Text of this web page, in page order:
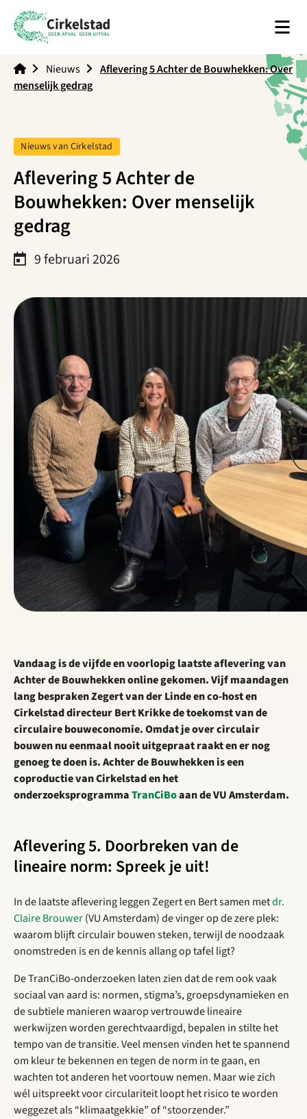
Menu
Nieuws
Aflevering 5 Achter de Bouwhekken: Over
menselijk gedrag
Aflevering 5 Achter de
Bouwhekken: Over menselijk
gedrag
Tag:
Nieuws van Cirkelstad
9 februari 2026
Vandaag is de vijfde en voorlopig laatste aflevering van
Achter de Bouwhekken online gekomen. Vijf maandagen
lang bespraken Zegert van der Linde en co-host en
Cirkelstad directeur Bert Krikke de toekomst van de
circulaire bouweconomie. Omdat je over circulair
bouwen nu eenmaal nooit uitgepraat raakt en er nog
genoeg te doen is. Achter de Bouwhekken is een
coproductie van Cirkelstad en het
onderzoeksprogrammaTranCiBoaan de VU Amsterdam.
Aflevering 5. Doorbreken van de
lineaire norm: Spreek je uit!
In de laatste aflevering leggen Zegert en Bert samen metdr.
Claire Brouwer(VU Amsterdam) de vinger op de zere plek:
waarom blijft circulair bouwen steken, terwijl de noodzaak
onomstreden is en de kennis allang op tafel ligt?
De TranCiBo-onderzoeken laten zien dat de rem ook vaak
sociaal van aard is: normen, stigma’s, groepsdynamieken en
de subtiele manieren waarop vertrouwde lineaire
werkwijzen worden gerechtvaardigd, bepalen in stilte het
tempo van de transitie. Veel mensen vinden het te spannend
om kleur te bekennen en tegen de norm in te gaan, en
wachten tot anderen het voortouw nemen. Maar wie zich
wél uitspreekt voor circulariteit loopt het risico te worden
weggezet als “klimaatgekkie” of “stoorzender.”